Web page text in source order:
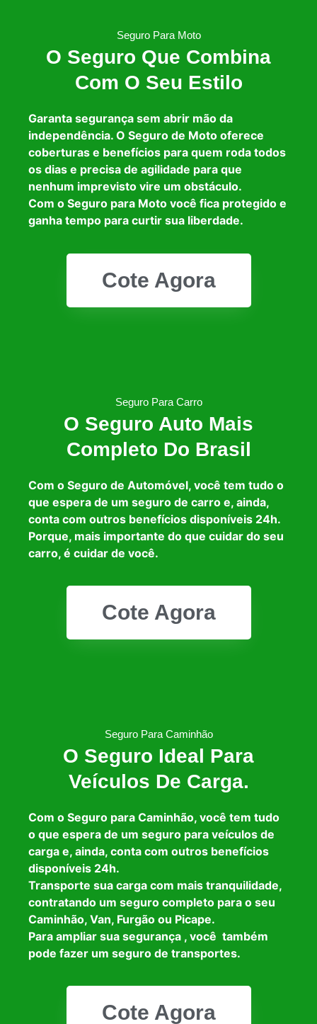
Seguro Para Moto
O Seguro Que Combina
Com O Seu Estilo
Garanta segurança sem abrir mão da
independência. O Seguro de Moto oferece
coberturas e benefícios para quem roda todos
os dias e precisa de agilidade para que
nenhum imprevisto vire um obstáculo.
Com o Seguro para Moto você fica protegido e
ganha tempo para curtir sua liberdade.
Cote Agora
Seguro Para Carro
O Seguro Auto Mais
Completo Do Brasil
Com o Seguro de Automóvel, você tem tudo o
que espera de um seguro de carro e, ainda,
conta com outros benefícios disponíveis 24h.
Porque, mais importante do que cuidar do seu
carro, é cuidar de você.
Cote Agora
Seguro Para Caminhão
O Seguro Ideal Para
Veículos De Carga.
Com o Seguro para Caminhão, você tem tudo
o que espera de um seguro para veículos de
carga e, ainda, conta com outros benefícios
disponíveis 24h.
Transporte sua carga com mais tranquilidade,
contratando um seguro completo para o seu
Caminhão, Van, Furgão ou Picape.
Para ampliar sua segurança , você também
pode fazer um seguro de transportes.
Cote Agora